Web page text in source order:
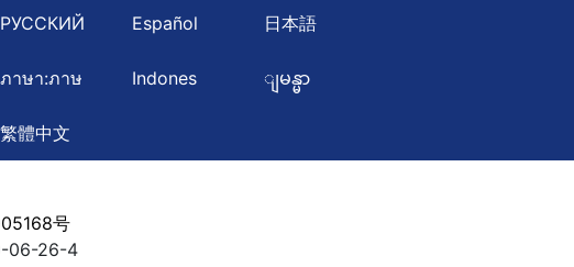
РУССКИЙ Español 日本語
ภาษา:ภาษ Indones ျမန္မာ
繁體中文
号
06-26-4